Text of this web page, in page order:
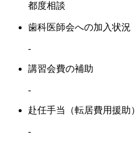
都度相談
歯科医師会への加入状況
-
講習会費の補助
-
赴任手当（転居費用援助）
-